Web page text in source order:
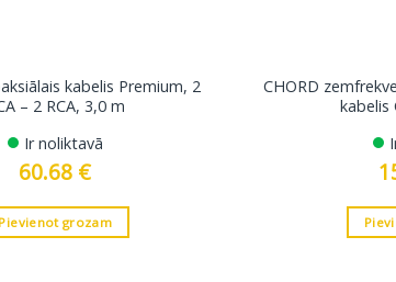
kabelis Premium, 2
– 2 RCA, 3,0 m
Ir noliktavā
60.68 €
Pievienot grozam
CHORD
kabelis